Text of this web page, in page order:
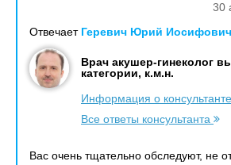
30
Отвечает Геревич Юрий Иосифович
Врач акушер-гинеколог
категории, к.м.н.
Информация о консультанте
Все ответы консультанта
Вас очень тщательно обследуют, не